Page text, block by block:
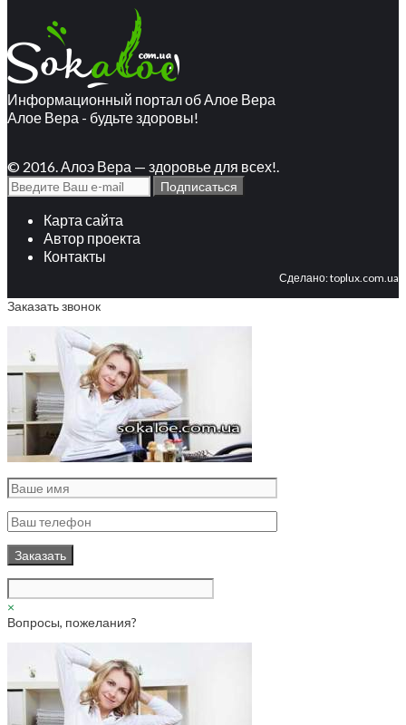
Информационный портал об Алое Вера
Алое Вера - будьте здоровы!
© 2016. Алоэ Вера — здоровье для всех!.
Карта сайта
Автор проекта
Контакты
Сделано:toplux.com.ua
Заказать звонок
×
Вопросы, пожелания?